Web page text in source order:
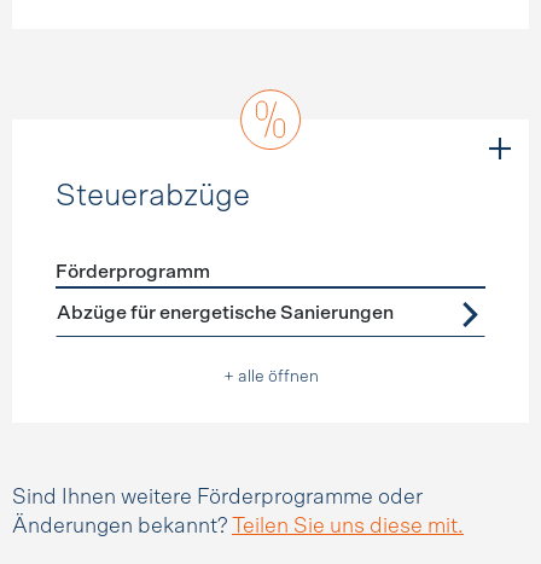
Steuerabzüge
Förderprogramme Steuerabzüge
Förderprogramm
Abzüge für energetische Sanierungen
+ alle öffnen
Sind Ihnen weitere Förderprogramme oder
Änderungen bekannt?
Teilen Sie uns diese mit.